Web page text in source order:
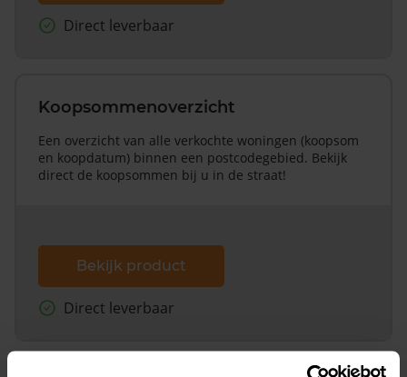
Direct leverbaar
Koopsommenoverzicht
Een overzicht van alle verkochte woningen (koopsom
en koopdatum) binnen een postcodegebied. Bekijk
direct de koopsommen bij u in de straat!
Bekijk product
Direct leverbaar